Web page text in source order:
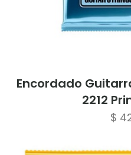
Encordado
2212
$